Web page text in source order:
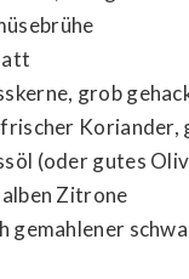
grob
Koriander,
(oder gutes
Zitrone
gemahlener